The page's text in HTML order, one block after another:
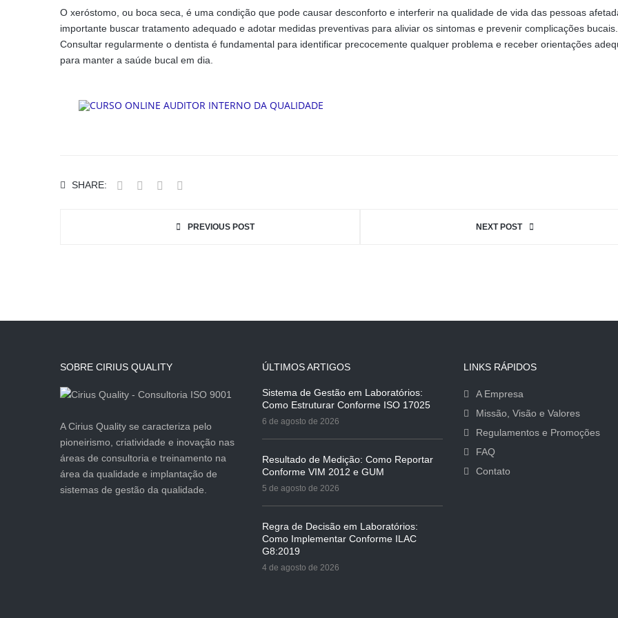
O xeróstomo, ou boca seca, é uma condição que pode causar desconforto e interferir na qualidade de vida das pessoas
importante buscar tratamento adequado e adotar medidas preventivas para aliviar os sintomas e prevenir complicações bucais.
Consultar regularmente o dentista é fundamental para identificar precocemente qualquer problema e receber orientações
para manter a saúde bucal em dia.
SHARE:
PREVIOUS POST NEXT POST
SOBRE CIRIUS QUALITY
A Cirius Quality se caracteriza pelo
pioneirismo, criatividade e inovação nas
áreas de consultoria e treinamento na
área da qualidade e implantação de
sistemas de gestão da qualidade.
ÚLTIMOS ARTIGOS
Sistema de Gestão em Laboratórios:
Como Estruturar Conforme ISO 17025
6 de agosto de 2026
Resultado de Medição: Como Reportar
Conforme VIM 2012 e GUM
5 de agosto de 2026
Regra de Decisão em Laboratórios:
Como Implementar Conforme ILAC
G8:2019
4 de agosto de 2026
LINKS RÁPIDOS
A Empresa
Missão, Visão e Valores
Regulamentos e Promoções
FAQ
Contato